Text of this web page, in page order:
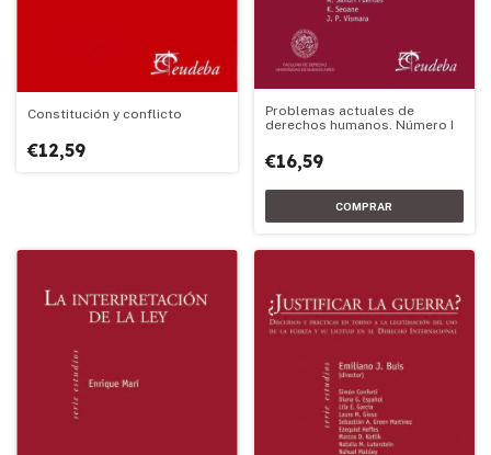
Constitución y conflicto
€12,59
Problemas actuales de
derechos humanos. Número I
€16,59